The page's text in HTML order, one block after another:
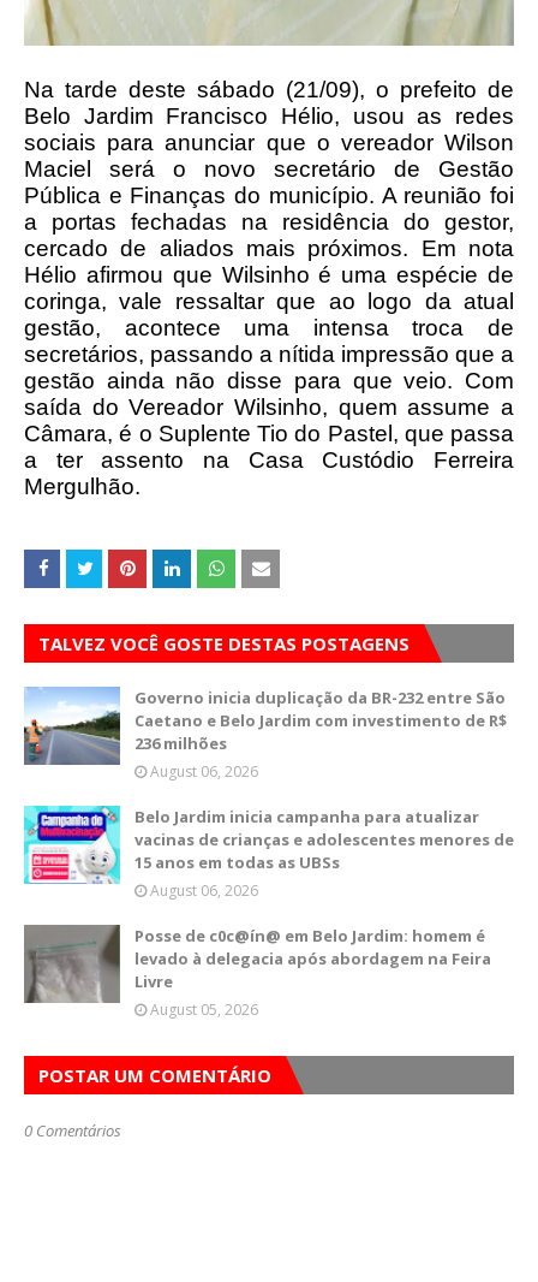
Na tarde deste sábado (21/09), o prefeito de
Belo Jardim Francisco Hélio, usou as redes
sociais para anunciar que o vereador Wilson
Maciel será o novo secretário de Gestão
Pública e Finanças do município. A reunião foi
a portas fechadas na residência do gestor,
cercado de aliados mais próximos. Em nota
Hélio afirmou que Wilsinho é uma espécie de
coringa, vale ressaltar que ao logo da atual
gestão, acontece uma intensa troca de
secretários, passando a nítida impressão que a
gestão ainda não disse para que veio. Com
saída do Vereador Wilsinho, quem assume a
Câmara, é o Suplente Tio do Pastel, que passa
a ter assento na Casa Custódio Ferreira
Mergulhão.
TALVEZ VOCÊ GOSTE DESTAS POSTAGENS
Governo inicia duplicação da BR-232 entre São
Caetano e Belo Jardim com investimento de R$
236 milhões
August 06, 2026
Belo Jardim inicia campanha para atualizar
vacinas de crianças e adolescentes menores de
15 anos em todas as UBSs
August 06, 2026
Posse de c0c@ín@ em Belo Jardim: homem é
levado à delegacia após abordagem na Feira
Livre
August 05, 2026
POSTAR UM COMENTÁRIO
0 Comentários